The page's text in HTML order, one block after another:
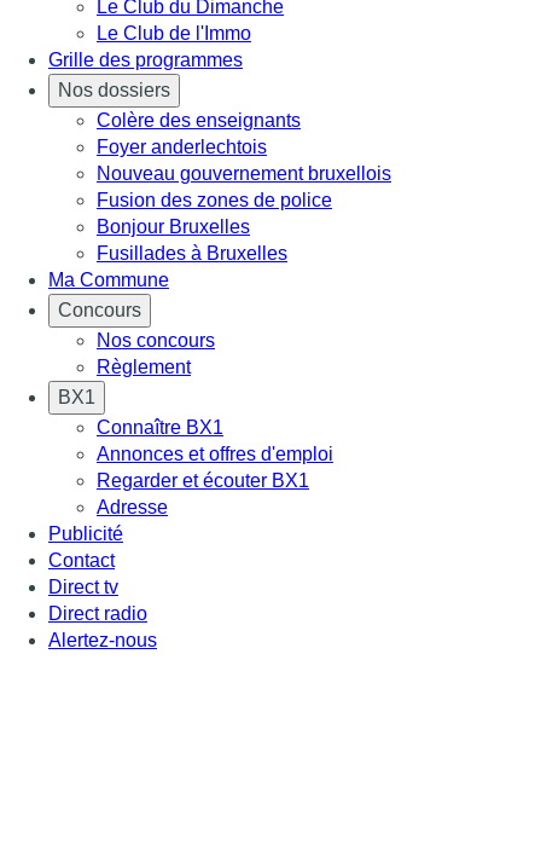
Le Club du Dimanche
Le Club de l'Immo
Grille des programmes
Nos dossiers
Colère des enseignants
Foyer anderlechtois
Nouveau gouvernement bruxellois
Fusion des zones de police
Bonjour Bruxelles
Fusillades à Bruxelles
Ma Commune
Concours
Nos concours
Règlement
BX1
Connaître BX1
Annonces et offres d'emploi
Regarder et écouter BX1
Adresse
Publicité
Contact
Direct tv
Direct radio
Alertez-nous